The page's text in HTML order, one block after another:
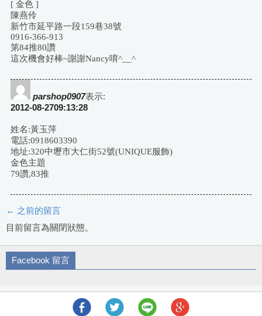
[ 金色 ]
陳燕伶
新竹市延平路一段159巷38號
0916-366-913
第84推80讚
這次機會好棒~謝謝Nancy唷^__^
parshop0907表示:
2012-08-2709:13:28
姓名:黃玉萍
電話:0918603390
地址:320中壢市大仁街52號(UNIQUE服飾)
金色主題
79讚,83推
評
論
導
← 之前的留言
目前留言為關閉狀態。
Facebook 留言